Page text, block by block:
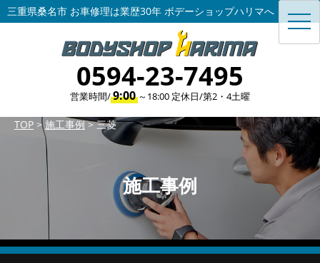
三重県桑名市 お車修理は業歴30年 ボデーショップハリマへ
0594-23-7495
営業時間/9:00～18:00 定休日/第2・4土曜
TOP >施工事例>三菱
施工事例